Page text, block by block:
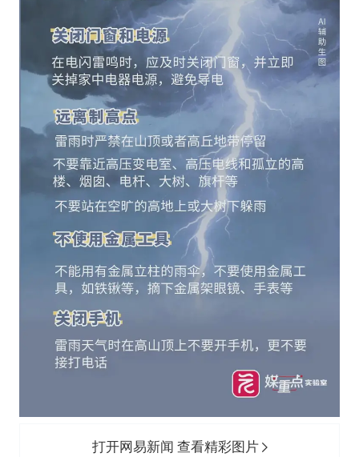
打开网易新闻 查看精彩图片